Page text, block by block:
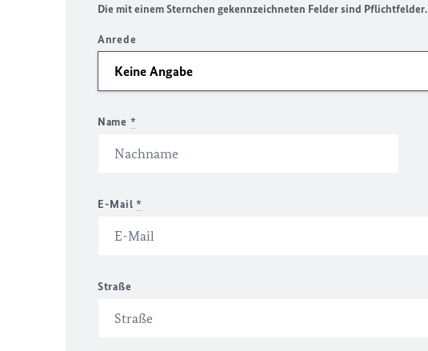
Die mit einem Sternchen gekennzeichneten Felder sind Pflichtfelder.
Anrede
Name *
E-Mail *
Straße